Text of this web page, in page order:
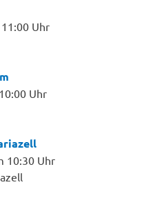
Uhr
Uhr
10:30 Uhr